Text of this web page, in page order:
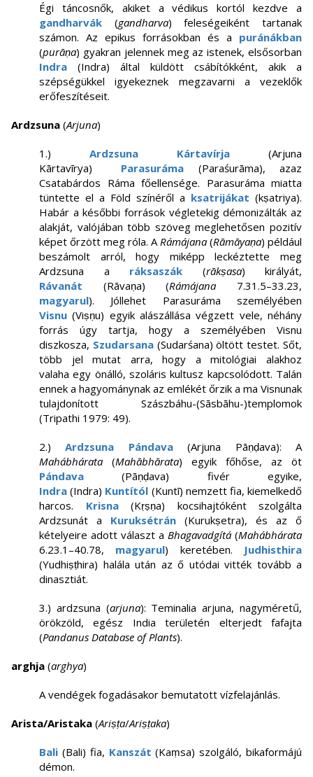
Égi táncosnők, akiket a védikus kortól kezdve a
gandharvák (gandharva) feleségeiként tartanak
számon. Az epikus forrásokban és a puránákban
(purāṇa) gyakran jelennek meg az istenek, elsősorban
Indra (Indra) által küldött csábítókként, akik a
szépségükkel igyekeznek megzavarni a vezeklők
erőfeszítéseit.
Ardzsuna (Arjuna)
1.) Ardzsuna Kártavírja (Arjuna
Kārtavīrya) Parasuráma (Paraśurāma), azaz
Csatabárdos Ráma főellensége. Parasuráma miatta
tüntette el a Föld színéről a ksatrijákat (kṣatriya).
Habár a későbbi források végletekig démonizálták az
alakját, valójában több szöveg meglehetősen pozitív
képet őrzött meg róla. ARámájana (Rāmāyaṇa) például
beszámolt arról, hogy miképp leckéztette meg
Ardzsuna a ráksaszák (rākṣasa) királyát,
Rávanát (Rāvaṇa) (Rámájana 7.31.5–33.23,
magyarul). Jóllehet Parasuráma személyében
Visnu (Viṣṇu) egyik alászállása végzett vele, néhány
forrás úgy tartja, hogy a személyében Visnu
diszkosza, Szudarsana(Sudarśana) öltött testet. Sőt,
több jel mutat arra, hogy a mitológiai alakhoz
valaha egy önálló, szoláris kultusz kapcsolódott. Talán
ennek a hagyománynak az emlékét őrzik a ma Visnunak
tulajdonított Szászbáhu-(Sāsbāhu-)templomok
(Tripathi 1979: 49).
2.)Ardzsuna Pándava(Arjuna Pāṇḍava): A
Mahábhárata (Mahābhārata) egyik főhőse, az öt
Pándava (Pāṇḍava) fivér egyike,
Indra (Indra) Kuntítól (Kuntī) nemzett fia, kiemelkedő
harcos. Krisna(Kṛṣṇa) kocsihajtóként szolgálta
Ardzsunát a Kuruksétrán (Kurukṣetra), és az ő
kételyeire adott választ a Bhagavadgítá (Mahábhárata
6.23.1–40.78, magyarul) keretében. Judhisthira
(Yudhiṣṭhira) halála után az ő utódai vitték tovább a
dinasztiát.
3.) ardzsuna (arjuna): Teminalia arjuna, nagyméretű,
örökzöld, egész India területén elterjedt fafajta
(Pandanus Database of Plants).
arghja (arghya)
A vendégek fogadásakor bemutatott vízfelajánlás.
Arista/Aristaka (Ariṣṭa/Ariṣṭaka)
Bali (Bali) fia, Kanszát (Kaṃsa) szolgáló, bikaformájú
démon.